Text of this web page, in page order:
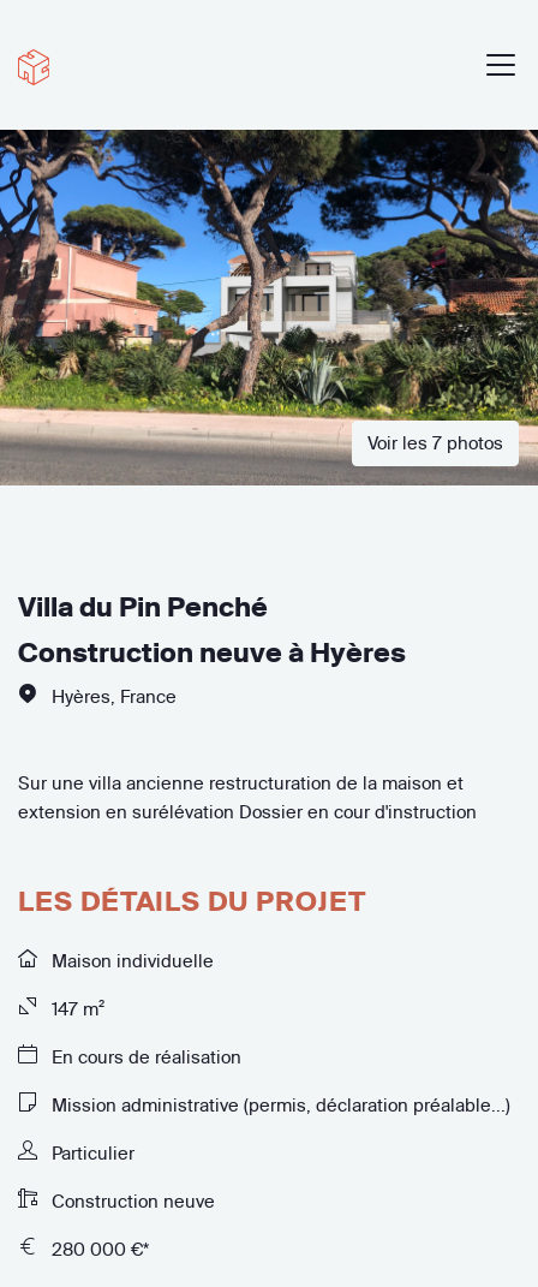
Voir les 7 photos
Villa du Pin Penché
Construction neuve à Hyères
Hyères France
Sur une villa ancienne restructuration de la maison et
extension en surélévation Dossier en cour d'instruction
LES DÉTAILS DU PROJET
Maison individuelle
147 m²
En cours de réalisation
Mission administrative (permis, déclaration préalable...)
Particulier
Construction neuve
280 000 €*